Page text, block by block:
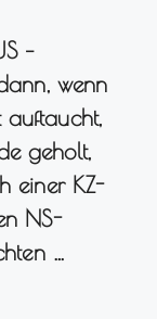
–
wenn
auftaucht,
geholt,
einer KZ-
NS-
…